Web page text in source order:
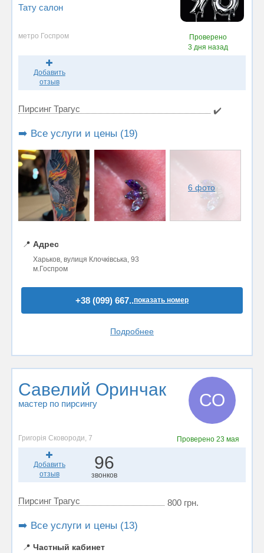
Тату салон
метро Госпром
Проверено
3 дня назад
Добавить
отзыв
Пирсинг Трагус ✔️
➡️ Все услуги и цены (19)
6 фото
📍 Адрес
Харьков, вулиця Клочківська, 93
м.Госпром
+38 (099) 667..показать номер
Подробнее
Савелий Оринчак
мастер по пирсингу СО
Григорія Сковороди, 7 Проверено 23 мая
Добавить
отзыв
96
звонков
Пирсинг Трагус 800 грн.
➡️ Все услуги и цены (13)
📍 Частный кабинет